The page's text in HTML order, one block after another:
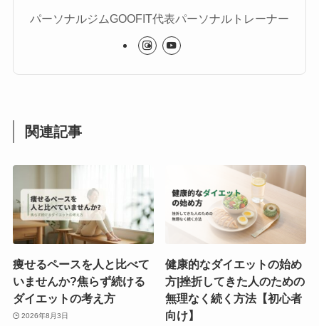
パーソナルジムGOOFIT代表パーソナルトレーナー
関連記事
痩せるペースを人と比べて
いませんか?焦らず続ける
ダイエットの考え方
2026年8月3日
健康的なダイエットの始め
方|挫折してきた人のための
無理なく続く方法【初心者
向け】